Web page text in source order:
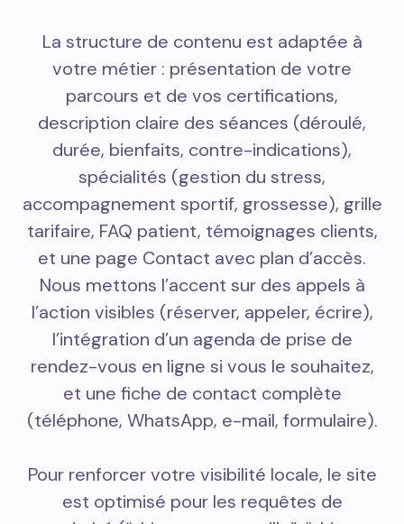
La structure de contenu est adaptée à
votre métier : présentation de votre
parcours et de vos certifications,
description claire des séances (déroulé,
durée, bienfaits, contre-indications),
spécialités (gestion du stress,
accompagnement sportif, grossesse), grille
tarifaire, FAQ patient, témoignages clients,
et une page Contact avec plan d’accès.
Nous mettons l’accent sur des appels à
l’action visibles (réserver, appeler, écrire),
l’intégration d’un agenda de prise de
rendez-vous en ligne si vous le souhaitez,
et une fiche de contact complète
(téléphone, WhatsApp, e-mail, formulaire).
Pour renforcer votre visibilité locale, le site
est optimisé pour les requêtes de